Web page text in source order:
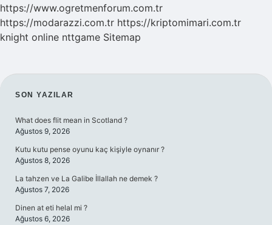
https://www.ogretmenforum.com.tr
https://modarazzi.com.tr https://kriptomimari.com.tr
knight online nttgame Sitemap
SIDEBAR
SON YAZILAR
What does flit mean in Scotland ?
Ağustos 9, 2026
Kutu kutu pense oyunu kaç kişiyle oynanır ?
Ağustos 8, 2026
La tahzen ve La Galibe İllallah ne demek ?
Ağustos 7, 2026
Dinen at eti helal mi ?
Ağustos 6, 2026